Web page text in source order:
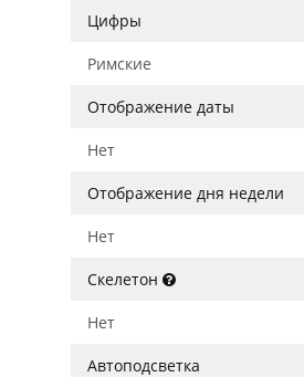
Цифры
Римские
Отображение даты
Нет
Отображение дня недели
Нет
Скелетон
Нет
Автоподсветка